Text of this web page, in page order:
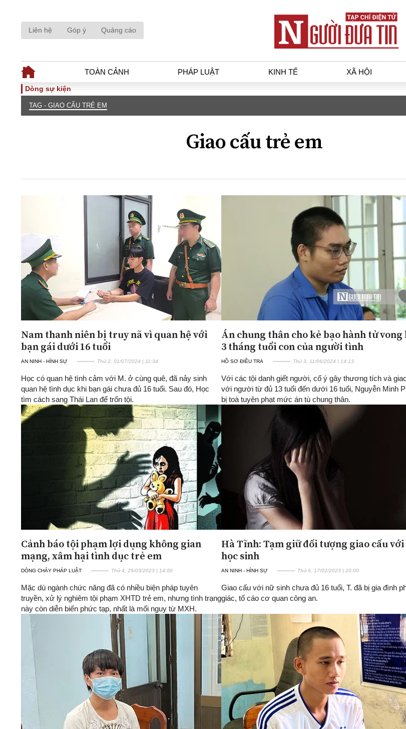
Liên hệ Góp ý Quảng cáo
TOÀN CẢNH PHÁP LUẬT KINH TẾ XÃ HỘI
TOÀN CẢNH
Thế giới
Góc nhìn luật gia
An ninh - Hình sự
Tài chính - Ngân hàng
Xu hướng thị trường
Tiêu dùng và dư luận
Công nghệ
ĐA CHIỀU
Quan điểm
Xi nhan Trái Phải
Bạn đọc viết
INFOCUS
Dòng sự kiện
TAG - GIAO CẤU TRẺ EM
Giao cấu trẻ em
Nam thanh niên bị truy nã vì quan hệ với
bạn gái dưới 16 tuổi
AN NINH - HÌNH SỰ Thứ 2, 01/07/2024 | 11:34
Học có quan hệ tình cảm với M. ở cùng quê, đã nảy sinh
quan hệ tình dục khi bạn gái chưa đủ 16 tuổi. Sau đó, Học
tìm cách sang Thái Lan để trốn tội.
Án chung thân cho kẻ bạo hành tử vong
3 tháng tuổi con của người tình
HỒ SƠ ĐIỀU TRA Thứ 3, 11/06/2024 | 14:13
Với các tội danh giết người, cố ý gây thương tích và
với người từ đủ 13 tuổi đến dưới 16 tuổi, Nguyễn Minh
bị toà tuyên phạt mức án tù chung thân.
Cảnh báo tội phạm lợi dụng không gian
mạng, xâm hại tình dục trẻ em
DÒNG CHẢY PHÁP LUẬT Thứ 4, 29/03/2023 | 14:00
Mặc dù ngành chức năng đã có nhiều biện pháp tuyên
truyền, xử lý nghiêm tội phạm XHTD trẻ em, nhưng tình trạng
này còn diễn biến phức tạp, nhất là mối nguy từ MXH.
Hà Tĩnh: Tạm giữ đối tượng giao cấu
học sinh
AN NINH - HÌNH SỰ Thứ 6, 17/02/2023 | 20:00
Giao cấu với nữ sinh chưa đủ 16 tuổi, T. đã bị gia đình
giác, tố cáo cơ quan công an.